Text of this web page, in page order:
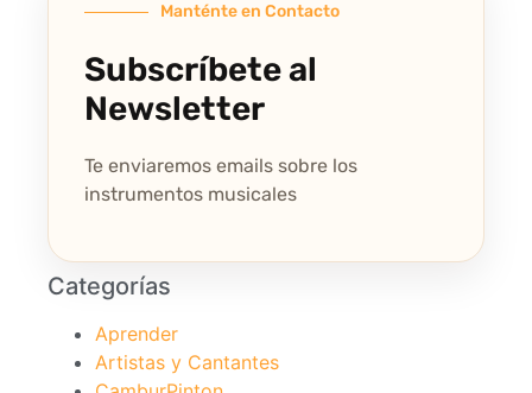
Manténte en Contacto
Subscríbete al
Newsletter
Te enviaremos emails sobre los
instrumentos musicales
Categorías
Aprender
Artistas y Cantantes